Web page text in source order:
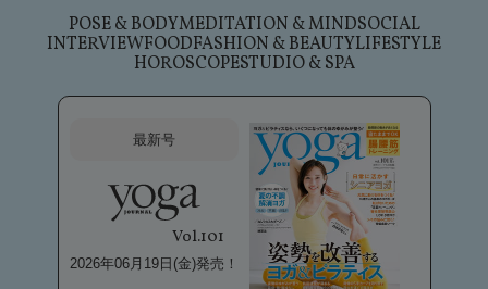
POSE & BODYMEDITATION & MINDSOCIAL
INTERVIEWFOODFASHION & BEAUTYLIFESTYLE
HOROSCOPESTUDIO & SPA
最新号
Vol.101
2026年06月19日(金)発売！